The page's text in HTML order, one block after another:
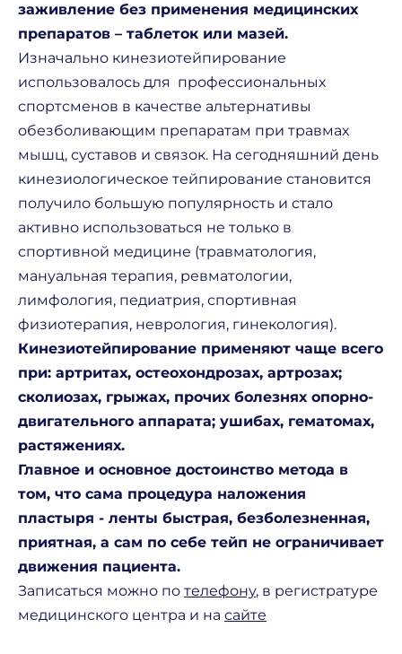
заживление без применения медицинских
препаратов – таблеток или мазей.
Изначально кинезиотейпирование
использовалось для профессиональных
спортсменов в качестве альтернативы
обезболивающим препаратам при травмах
мышц, суставов и связок. На сегодняшний день
кинезиологическое тейпирование становится
получило большую популярность и стало
активно использоваться не только в
спортивной медицине (травматология,
мануальная терапия, ревматологии,
лимфология, педиатрия, спортивная
физиотерапия, неврология, гинекология).
Кинезиотейпирование применяют чаще всего
при: артритах, остеохондрозах, артрозах;
сколиозах, грыжах, прочих болезнях опорно-
двигательного аппарата; ушибах, гематомах,
растяжениях.
Главное и основное достоинство метода в
том, что сама процедура наложения
пластыря - ленты быстрая, безболезненная,
приятная, а сам по себе тейп не ограничивает
движения пациента.
Записаться можно по телефону, в регистратуре
медицинского центра и на сайте